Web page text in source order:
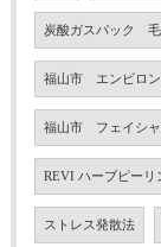
炭酸ガスパック 毛
福山市 エンビロン
福山市 フェイシャ
REVI ハーブピーリ
ストレス発散法